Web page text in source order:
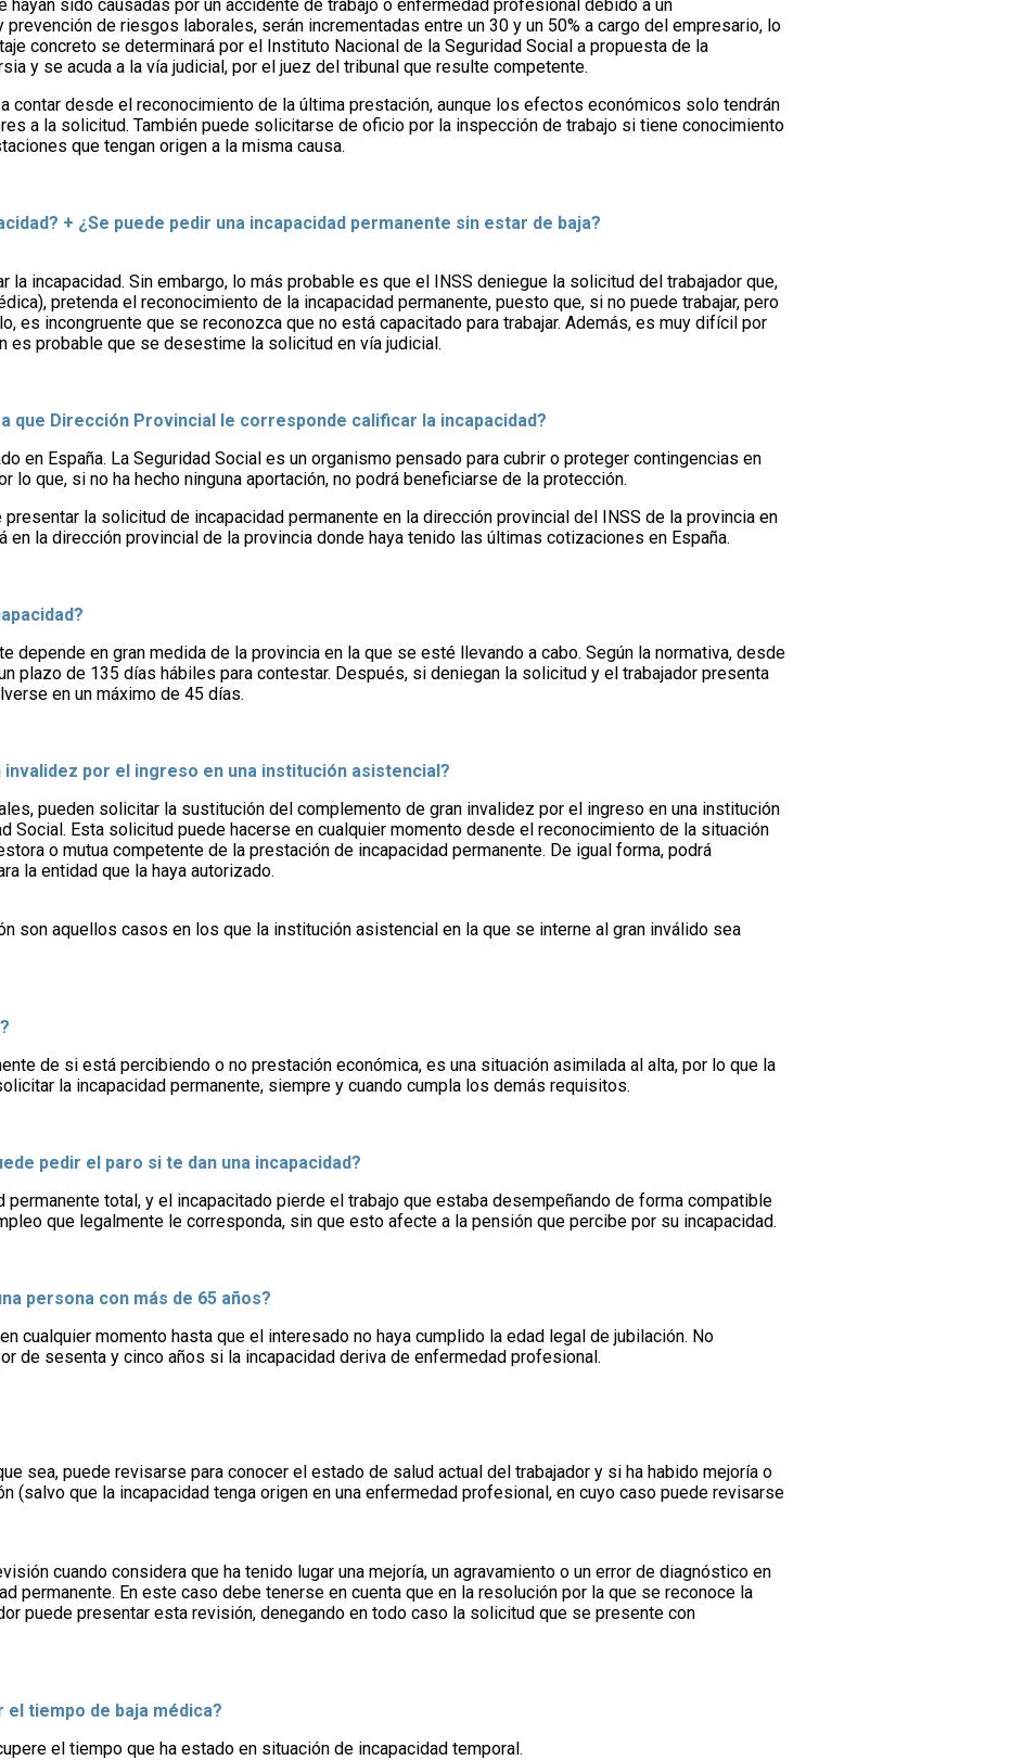
sido causadas por un accidente de trabajo o enfermedad profesional debido a un
de riesgos laborales, serán incrementadas entre un 30 y un 50% a cargo del empresario, lo
concreto se determinará por el Instituto Nacional de la Seguridad Social a propuesta de la
y se acuda a la vía judicial, por el juez del tribunal que resulte competente.
contar desde el reconocimiento de la última prestación, aunque los efectos económicos solo tendrán
a la solicitud. También puede solicitarse de oficio por la inspección de trabajo si tiene conocimiento
que tengan origen a la misma causa.
+ ¿Se puede pedir una incapacidad permanente sin estar de baja?
incapacidad. Sin embargo, lo más probable es que el INSS deniegue la solicitud del trabajador que,
pretenda el reconocimiento de la incapacidad permanente, puesto que, si no puede trabajar, pero
es incongruente que se reconozca que no está capacitado para trabajar. Además, es muy difícil por
es probable que se desestime la solicitud en vía judicial.
que Dirección Provincial le corresponde calificar la incapacidad?
en España. La Seguridad Social es un organismo pensado para cubrir o proteger contingencias en
lo que, si no ha hecho ninguna aportación, no podrá beneficiarse de la protección.
la solicitud de incapacidad permanente en la dirección provincial del INSS de la provincia en
la dirección provincial de la provincia donde haya tenido las últimas cotizaciones en España.
depende en gran medida de la provincia en la que se esté llevando a cabo. Según la normativa, desde
plazo de 135 días hábiles para contestar. Después, si deniegan la solicitud y el trabajador presenta
en un máximo de 45 días.
por el ingreso en una institución asistencial?
pueden solicitar la sustitución del complemento de gran invalidez por el ingreso en una institución
Esta solicitud puede hacerse en cualquier momento desde el reconocimiento de la situación
o mutua competente de la prestación de incapacidad permanente. De igual forma, podrá
la entidad que la haya autorizado.
son aquellos casos en los que la institución asistencial en la que se interne al gran inválido sea
de si está percibiendo o no prestación económica, es una situación asimilada al alta, por lo que la
la incapacidad permanente, siempre y cuando cumpla los demás requisitos.
pedir el paro si te dan una incapacidad?
total, y el incapacitado pierde el trabajo que estaba desempeñando de forma compatible
que legalmente le corresponda, sin que esto afecte a la pensión que percibe por su incapacidad.
persona con más de 65 años?
cualquier momento hasta que el interesado no haya cumplido la edad legal de jubilación. No
de sesenta y cinco años si la incapacidad deriva de enfermedad profesional.
sea, puede revisarse para conocer el estado de salud actual del trabajador y si ha habido mejoría o
(salvo que la incapacidad tenga origen en una enfermedad profesional, en cuyo caso puede revisarse
cuando considera que ha tenido lugar una mejoría, un agravamiento o un error de diagnóstico en
permanente. En este caso debe tenerse en cuenta que en la resolución por la que se reconoce la
puede presentar esta revisión, denegando en todo caso la solicitud que se presente con
tiempo de baja médica?
el tiempo que ha estado en situación de incapacidad temporal.